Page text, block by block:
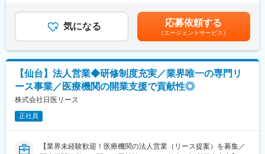
■研修体制：
入社後6か月間は東京本社での研修を予定しております。（遠方の
方は住居を手配します。）取り扱い製品数は多いですが、支店配
属後も先輩社員との同行を通して業務習得していただくため、業
界未経験であっても一人立ちできるよう研修体制を整えておりま
す。
変更の範囲：会社の定める業務
【求人ポイント◎】
■未経験の方も歓迎です。異業種・営業未経験から入社された方も
■成績等に応じて若くしてのキャリアアップが可能です。(30代で
の支店長登用実績多数あり)
■固定給に加え、販売実績に応じたインセンティブ制度がありま
す。
全体平均で年間約50万円の支給実績があり、成果に応じてさらに
高収入を目指すことも可能です。
入社後すぐに数字を任せるのではなく、研修・同行を経て段階的
に目標を持っていただきます。
■転勤は基本的にありません。(管理職になった場合、打診可能性
業手当＞有＜給与補足＞■固定給に加え、販売実績に応じたインセ
ンティブ制度があります。■昇給年１回■賞与：年2回（7月・12
月）賃金はあくまでも目安の金額であり、選考を通じて上下する
可能性があります。月給(月額)は固定手当を含めた表記です。
気になる 応募依頼する
（エージェントサービス）
【仙台】法人営業◆研修制度充実／業界唯一の専門リ
ース事業／医療機関の開業支援で貢献性◎
株式会社日医リース
正社員
【業界未経験歓迎！医療機関の法人営業（リース提案）を募集／